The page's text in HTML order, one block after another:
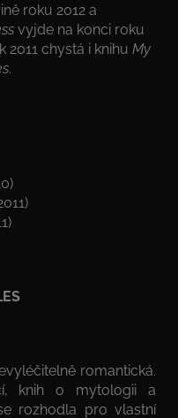
roku 2012 a
vyjde na konci roku
2011 chystá i knihu My
.
romantická.
knih o mytologii a
rozhodla pro vlastní